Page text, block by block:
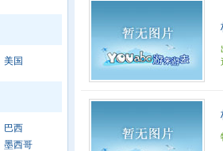
美国
巴西
墨西哥